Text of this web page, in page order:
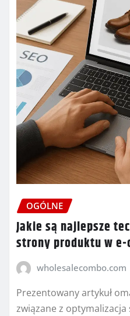
OGÓLNE
Jakie są najlepsze
strony produktu w e-
wholesalecombo.com
Prezentowany artykuł
związane z